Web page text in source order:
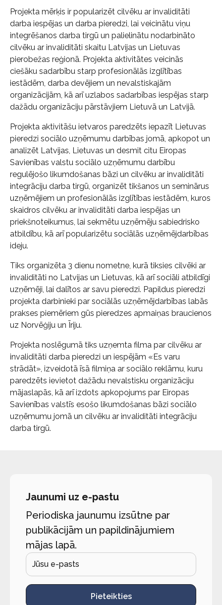
Projekta mērķis ir popularizēt cilvēku ar invaliditāti
darba iespējas un darba pieredzi, lai veicinātu viņu
integrēšanos darba tirgū un palielinātu nodarbināto
cilvēku ar invaliditāti skaitu Latvijas un Lietuvas
pierobežas reģionā. Projekta aktivitātes veicinās
ciešāku sadarbību starp profesionālās izglītības
iestādēm, darba devējiem un nevalstiskajām
organizācijām, kā arī uzlabos sadarbības iespējas starp
dažādu organizāciju pārstāvjiem Lietuvā un Latvijā.
Projekta aktivitāšu ietvaros paredzēts iepazīt Lietuvas
pieredzi sociālo uzņēmumu darbības jomā, apkopot un
analizēt Latvijas, Lietuvas un desmit citu Eiropas
Savienības valstu sociālo uzņēmumu darbību
regulējošo likumdošanas bāzi un cilvēku ar invaliditāti
integrāciju darba tirgū, organizēt tikšanos un seminārus
uzņēmējiem un profesionālās izglītības iestādēm, kuros
skaidros cilvēku ar invaliditāti darba iespējas un
priekšnoteikumus, lai sekmētu uzņēmēju sabiedrisko
atbildību, kā arī popularizētu sociālās uzņēmējdarbības
ideju.
Tiks organizēta 3 dienu nometne, kurā tiksies cilvēki ar
invaliditāti no Latvijas un Lietuvas, kā arī sociāli atbildīgi
uzņēmēji, lai dalītos ar savu pieredzi. Papildus pieredzi
projekta darbinieki par sociālās uzņēmējdarbības labās
prakses piemēriem gūs pieredzes apmaiņas braucienos
uz Norvēģiju un Īriju.
Projekta noslēgumā tiks uzņemta filma par cilvēku ar
invaliditāti darba pieredzi un iespējām «Es varu
strādāt», izveidotā īsā filmiņa ar sociālo reklāmu, kuru
paredzēts ievietot dažādu nevalstisku organizāciju
mājaslapās, kā arī izdots apkopojums par Eiropas
Savienības valstīs esošo likumdošanas bāzi sociālo
uzņēmumu jomā un cilvēku ar invaliditāti integrāciju
darba tirgū.
Jaunumi uz e-pastu
Periodiska jaunumu izsūtne par
publikācijām un papildinājumiem
mājas lapā.
Pieteikties